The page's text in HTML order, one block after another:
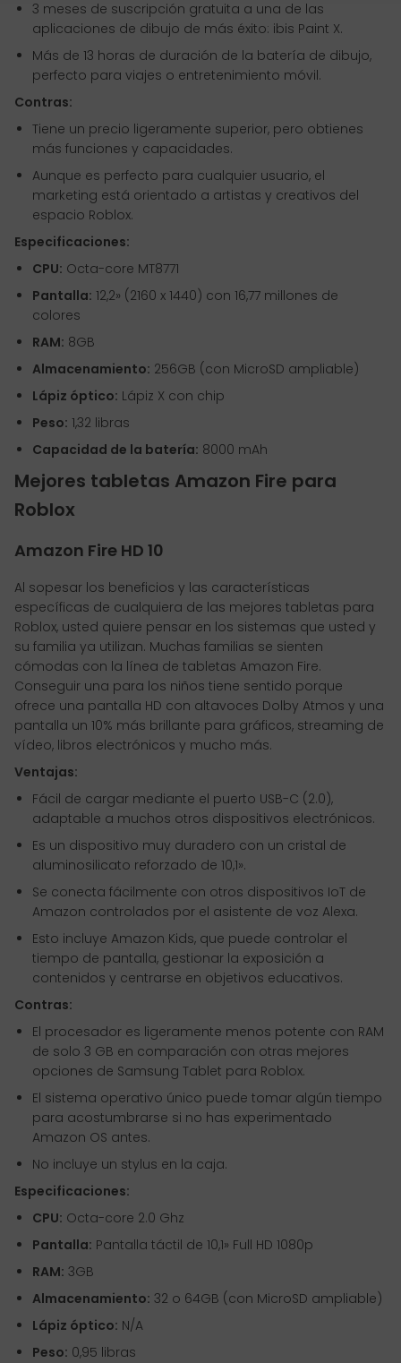
3 meses de suscripción gratuita a una de las
aplicaciones de dibujo de más éxito: ibis Paint X.
Más de 13 horas de duración de la batería de dibujo,
perfecto para viajes o entretenimiento móvil.
Contras:
Tiene un precio ligeramente superior, pero obtienes
más funciones y capacidades.
Aunque es perfecto para cualquier usuario, el
marketing está orientado a artistas y creativos del
espacio Roblox.
Especificaciones:
CPU: Octa-core MT8771
Pantalla: 12,2» (2160 x 1440) con 16,77 millones de
colores
RAM: 8GB
Almacenamiento: 256GB (con MicroSD ampliable)
Lápiz óptico: Lápiz X con chip
Peso: 1,32 libras
Capacidad de la batería: 8000 mAh
Mejores tabletas Amazon Fire para
Roblox
Amazon Fire HD 10
Al sopesar los beneficios y las características
específicas de cualquiera de las mejores tabletas para
Roblox, usted quiere pensar en los sistemas que usted y
su familia ya utilizan. Muchas familias se sienten
cómodas con la línea de tabletas Amazon Fire.
Conseguir una para los niños tiene sentido porque
ofrece una pantalla HD con altavoces Dolby Atmos y una
pantalla un 10% más brillante para gráficos, streaming de
vídeo, libros electrónicos y mucho más.
Ventajas:
Fácil de cargar mediante el puerto USB-C (2.0),
adaptable a muchos otros dispositivos electrónicos.
Es un dispositivo muy duradero con un cristal de
aluminosilicato reforzado de 10,1».
Se conecta fácilmente con otros dispositivos IoT de
Amazon controlados por el asistente de voz Alexa.
Esto incluye Amazon Kids, que puede controlar el
tiempo de pantalla, gestionar la exposición a
contenidos y centrarse en objetivos educativos.
Contras:
El procesador es ligeramente menos potente con RAM
de solo 3 GB en comparación con otras mejores
opciones de Samsung Tablet para Roblox.
El sistema operativo único puede tomar algún tiempo
para acostumbrarse si no has experimentado
Amazon OS antes.
No incluye un stylus en la caja.
Especificaciones:
CPU: Octa-core 2.0 Ghz
Pantalla: Pantalla táctil de 10,1» Full HD 1080p
RAM: 3GB
Almacenamiento: 32 o 64GB (con MicroSD ampliable)
Lápiz óptico: N/A
Peso: 0,95 libras